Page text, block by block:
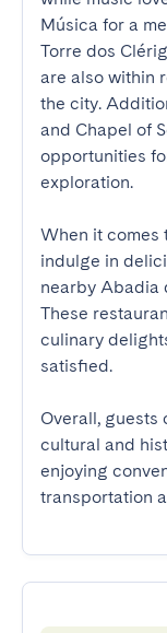
Música for a
Torre dos
are also within
the city.
and Chapel of
opportunities
exploration.
When it comes
indulge in
nearby Abadia
These
culinary
satisfied.
Overall, guests
cultural and
enjoying
transportation